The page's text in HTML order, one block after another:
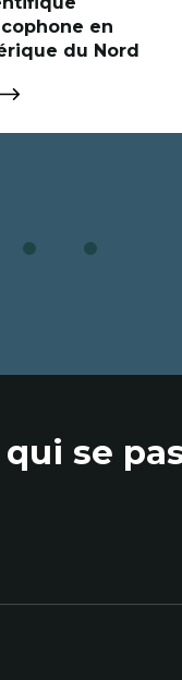
en
du Nord
se